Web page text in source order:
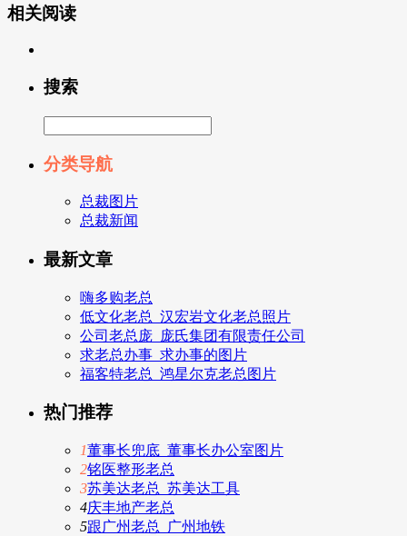
相关阅读
搜索
分类导航
总裁图片
总裁新闻
最新文章
嗨多购老总
低文化老总_汉宏岩文化老总照片
公司老总庞_庞氏集团有限责任公司
求老总办事_求办事的图片
福客特老总_鸿星尔克老总图片
热门推荐
1董事长兜底_董事长办公室图片
2铭医整形老总
3苏美达老总_苏美达工具
4庆丰地产老总
5跟广州老总_广州地铁